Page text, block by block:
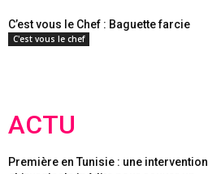
C’est vous le Chef : Baguette farcie
C'est vous le chef
ACTU
Première en Tunisie : une intervention